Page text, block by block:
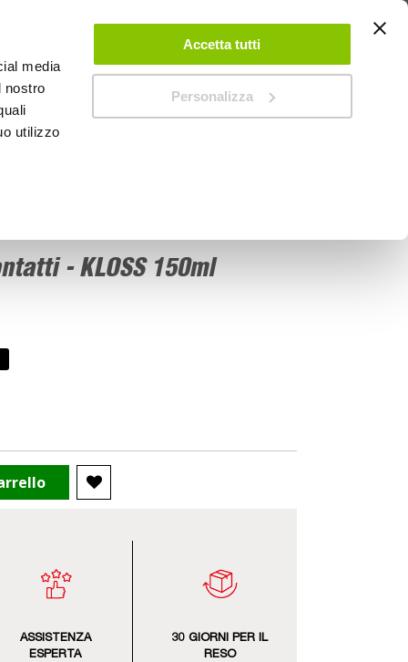
media
nostro
utilizzo
Accetta tutti
Personalizza
CONTATTACI NEGOZI IL MIO NEGOZIO
- KLOSS 150ml
ASSISTENZA
ESPERTA
30 GIORNI PER IL
RESO